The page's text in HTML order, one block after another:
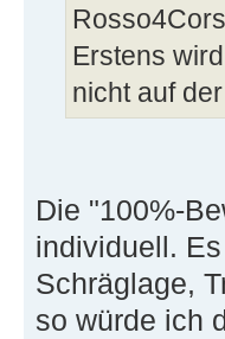
Erstens
nicht auf
Die "100%-
individuell.
Schräglage,
so würde ich